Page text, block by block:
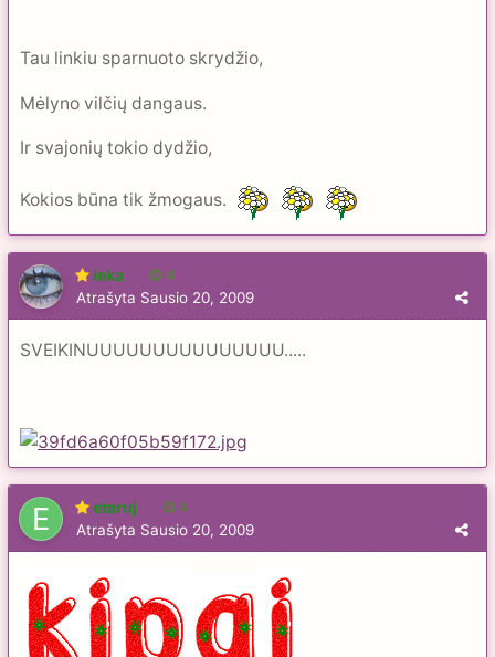
Tau linkiu sparnuoto skrydžio,
Mėlyno vilčių dangaus.
Ir svajonių tokio dydžio,
Kokios būna tik žmogaus.
ieka 4
Atrašyta Sausio 20, 2009
SVEIKINUUUUUUUUUUUUUUU.....
etaruj 4
Atrašyta Sausio 20, 2009